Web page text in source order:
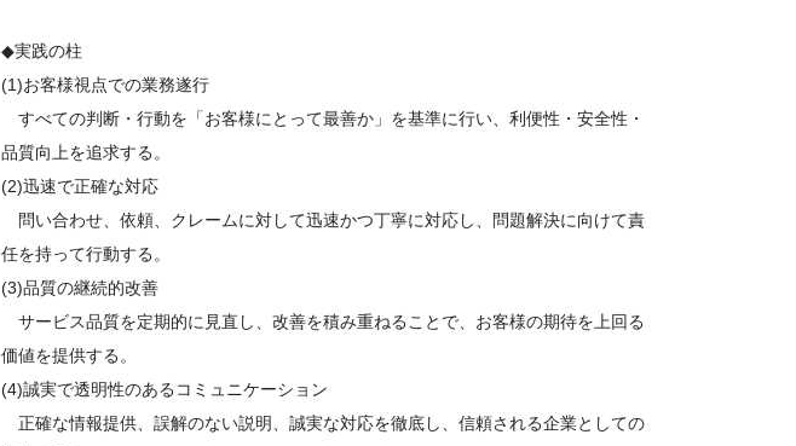
◆実践の柱
(1)お客様視点での業務遂行
すべての判断・行動を「お客様にとって最善か」を基準に行い、利便性・安全性・
品質向上を追求する。
(2)迅速で正確な対応
問い合わせ、依頼、クレームに対して迅速かつ丁寧に対応し、問題解決に向けて責
任を持って行動する。
(3)品質の継続的改善
サービス品質を定期的に見直し、改善を積み重ねることで、お客様の期待を上回る
価値を提供する。
(4)誠実で透明性のあるコミュニケーション
正確な情報提供、誤解のない説明、誠実な対応を徹底し、信頼される企業としての